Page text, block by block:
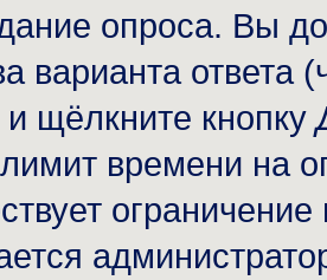
опроса. Вы
варианта ответа
и щёлкните кнопку
времени на
ограничение